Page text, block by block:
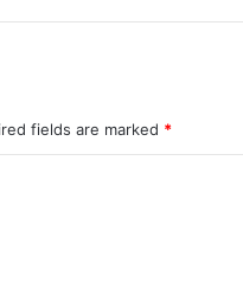
fields are marked *